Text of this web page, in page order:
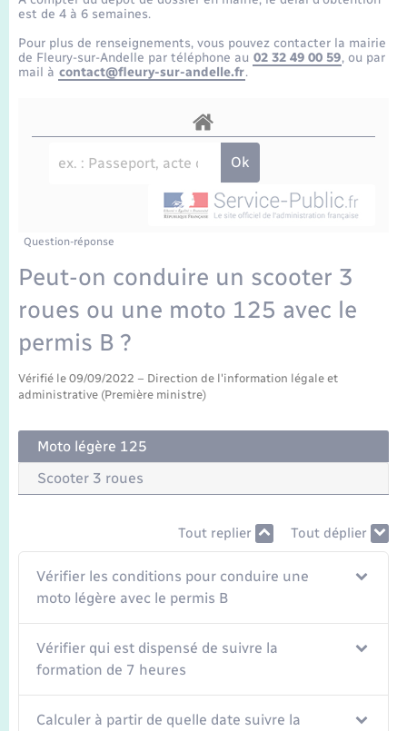
Etat-civil - Papiers - Citoyenneté
Mariage – PACS
Recensement
Loisirs
Organisation d’événement
Sécurité - Prévention
Transports
Transports scolaires
Travaux - Autorisation d’occupation de l’espace
public
Compétences
Présentation de la commune
La Communauté de communes
est de 4 à 6 semaines.
Pour plus de renseignements, vous pouvez contacter la mairie
de Fleury-sur-Andelle par téléphone au 02 32 49 00 59, ou par
mail à contact@fleury-sur-andelle.fr.
Question-réponse
Peut-on conduire un scooter 3
roues ou une moto 125 avec le
permis B ?
Vérifié le 09/09/2022 – Direction de l'information légale et
administrative (Première ministre)
Moto légère 125
Scooter 3 roues
Tout replier Tout déplier
Vérifier les conditions pour conduire une
moto légère avec le permis B
Vérifier qui est dispensé de suivre la
formation de 7 heures
Calculer à partir de quelle date suivre la